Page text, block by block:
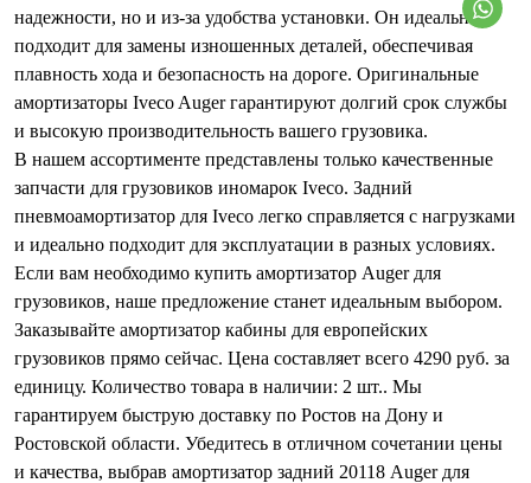
надежности, но и из-за удобства установки. Он идеально
подходит для замены изношенных деталей, обеспечивая
плавность хода и безопасность на дороге. Оригинальные
амортизаторы Iveco Auger гарантируют долгий срок службы
и высокую производительность вашего грузовика.
В нашем ассортименте представлены только качественные
запчасти для грузовиков иномарок Iveco. Задний
пневмоамортизатор для Iveco легко справляется с нагрузками
и идеально подходит для эксплуатации в разных условиях.
Если вам необходимо купить амортизатор Auger для
грузовиков, наше предложение станет идеальным выбором.
Заказывайте амортизатор кабины для европейских
грузовиков прямо сейчас. Цена составляет всего 4290 руб. за
единицу. Количество товара в наличии: 2 шт.. Мы
гарантируем быструю доставку по Ростов на Дону и
Ростовской области. Убедитесь в отличном сочетании цены
и качества, выбрав амортизатор задний 20118 Auger для